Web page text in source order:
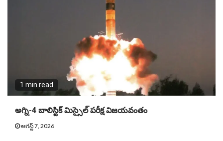
1 min read
అగ్ని-4 బాలిస్టిక్ మిస్సైల్ పరీక్ష విజయవంతం
ఆగస్ట్ 7, 2026